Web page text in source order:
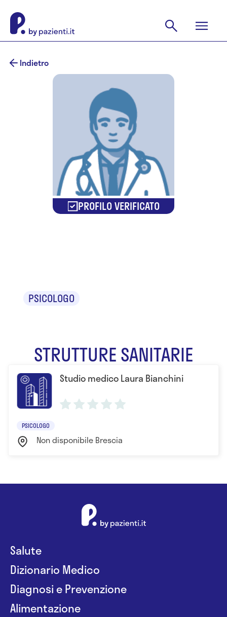
Indietro
PROFILO VERIFICATO
PSICOLOGO
STRUTTURE SANITARIE
Studio medico Laura Bianchini
PSICOLOGO
Non disponibile Brescia
Salute
Dizionario Medico
Diagnosi e Prevenzione
Alimentazione